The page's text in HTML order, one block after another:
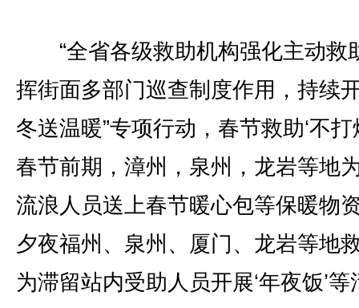
“全省各级救助机构强化主动救
挥街面多部门巡查制度作用，持续
冬送温暖”专项行动，春节救助‘不打
春节前期，漳州，泉州，龙岩等地
流浪人员送上春节暖心包等保暖物
夕夜福州、泉州、厦门、龙岩等地
为滞留站内受助人员开展‘年夜饭’等